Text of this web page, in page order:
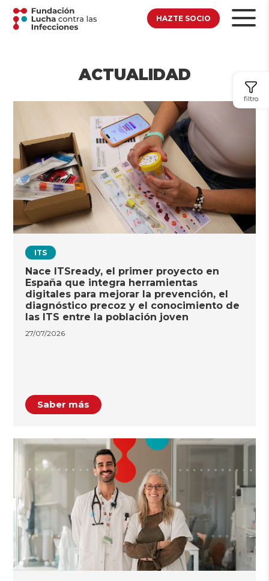
HAZTE SOCIO
ACTUALIDAD
filtro
ITS
Nace ITSready, el primer proyecto en
España que integra herramientas
digitales para mejorar la prevención, el
diagnóstico precoz y el conocimiento de
las ITS entre la población joven
27/07/2026
Saber más